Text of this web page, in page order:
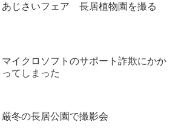
あじさいフェア 長居植物園を撮る
マイクロソフトのサポート詐欺にかか
ってしまった
厳冬の長居公園で撮影会